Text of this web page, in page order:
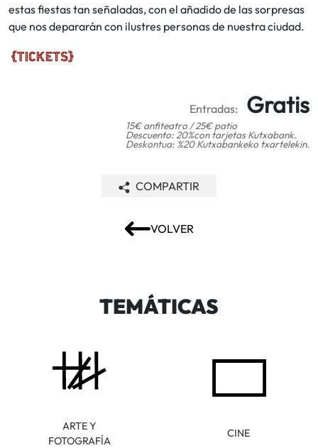
estas fiestas tan señaladas, con el añadido de las sorpresas
que nos depararán con ilustres personas de nuestra ciudad.
Entradas: Gratis
15€ anfiteatro / 25€ patio
Descuento: 20%con tarjetas Kutxabank.
Deskontua: %20 Kutxabankeko txartelekin.
VOLVER
COMPARTIR
TEMÁTICAS
ARTE Y
FOTOGRAFÍA
CINE